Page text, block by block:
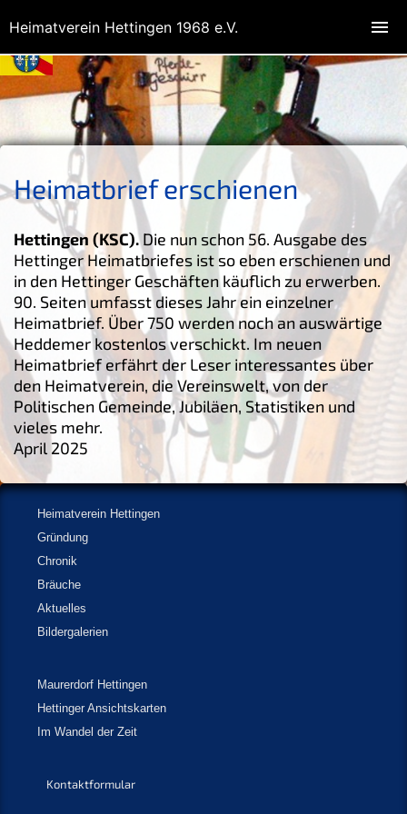
Heimatbrief erschienen
Hettingen (KSC).Die nun schon 56. Ausgabe des
Hettinger Heimatbriefes ist so eben erschienen und
in den Hettinger Geschäften käuflich zu erwerben.
90. Seiten umfasst dieses Jahr ein einzelner
Heimatbrief. Über 750 werden noch an auswärtige
Heddemer kostenlos verschickt. Im neuen
Heimatbrief erfährt der Leser interessantes über
den Heimatverein, die Vereinswelt, von der
Politischen Gemeinde, Jubiläen, Statistiken und
vieles mehr.
April 2025
Heimatverein Hettingen
Gründung
Chronik
Bräuche
Aktuelles
Bildergalerien
Maurerdorf Hettingen
Hettinger Ansichtskarten
Im Wandel der Zeit
Kontaktformular
Heimatverein Hettingen 1968 e.V.